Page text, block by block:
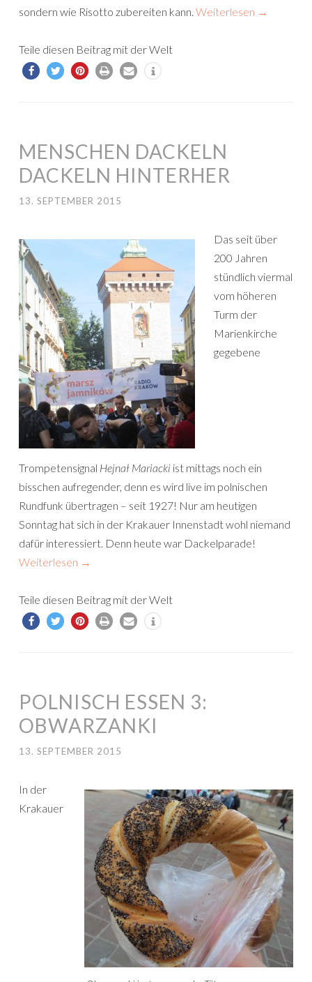
sondern wie Risotto zubereiten kann. Weiterlesen →
Teile diesen Beitrag mit der Welt
MENSCHEN DACKELN
DACKELN HINTERHER
13. SEPTEMBER 2015
Das seit über
200 Jahren
stündlich viermal
vom höheren
Turm der
Marienkirche
gegebene
Trompetensignal Hejnał Mariacki ist mittags noch ein
bisschen aufregender, denn es wird live im polnischen
Rundfunk übertragen – seit 1927! Nur am heutigen
Sonntag hat sich in der Krakauer Innenstadt wohl niemand
dafür interessiert. Denn heute war Dackelparade!
Weiterlesen →
Teile diesen Beitrag mit der Welt
POLNISCH ESSEN 3:
OBWARZANKI
13. SEPTEMBER 2015
In der
Krakauer